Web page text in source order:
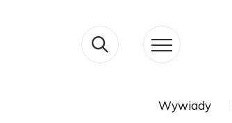
Wywiady